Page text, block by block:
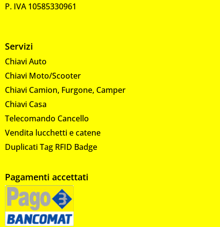
P. IVA 10585330961
Servizi
Chiavi Auto
Chiavi Moto/Scooter
Chiavi Camion, Furgone, Camper
Chiavi Casa
Telecomando Cancello
Vendita lucchetti e catene
Duplicati Tag RFID Badge
Pagamenti accettati